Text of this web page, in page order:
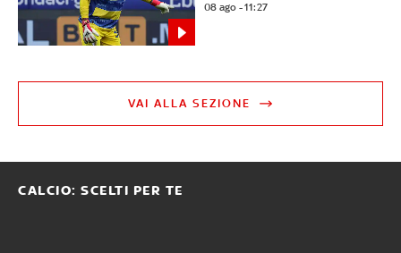
08 ago - 11:27
VAI ALLA SEZIONE
CALCIO: SCELTI PER TE